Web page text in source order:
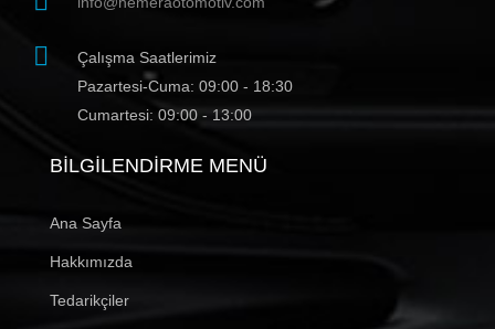
Çalışma Saatlerimiz
Pazartesi-Cuma: 09:00 - 18:30
Cumartesi: 09:00 - 13:00
BILGILENDIRME MENÜ
Ana Sayfa
Hakkımızda
Tedarikçiler